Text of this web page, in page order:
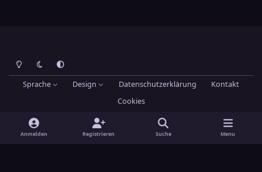
Heller ModusDunkler ModusSystemeinstellung
Sprache Design Datenschutzerklärung
Kontakt
Cookies
Hans-Joachim Maier
Invision Community
Anmelden Registrieren Suche Menu